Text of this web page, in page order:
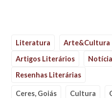
Literatura Arte&Cultura
Artigos Literários
Resenhas Literárias
Ceres, Goiás Cultura